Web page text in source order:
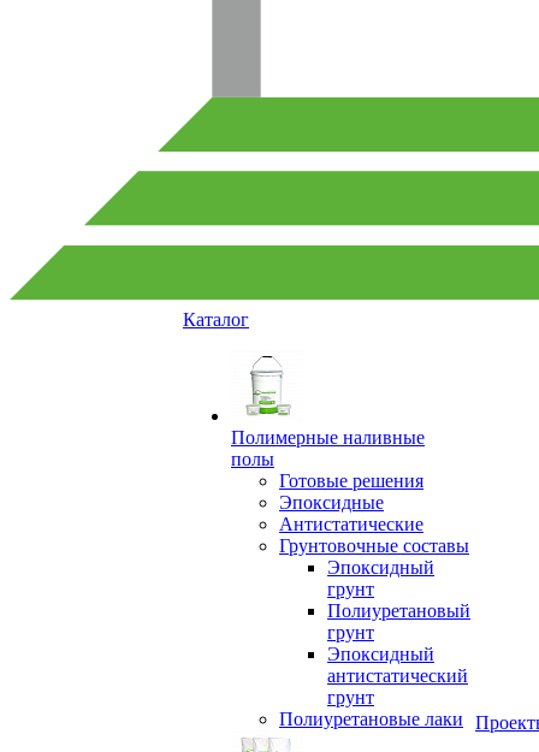
Каталог
Полимерные наливные
полы
Готовые решения
Эпоксидные
Антистатические
Грунтовочные составы
Эпоксидный
грунт
Полиуретановый
грунт
Эпоксидный
антистатический
грунт
Полиуретановые лаки